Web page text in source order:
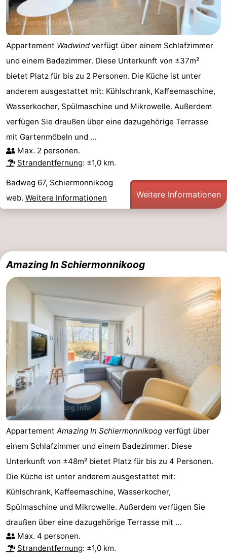
Appartement Wadwindverfügt über einem Schlafzimmer
und einem Badezimmer. Diese Unterkunft von ±37m²
bietet Platz für bis zu 2 Personen. Die Küche ist unter
anderem ausgestattet mit: Kühlschrank, Kaffeemaschine,
Wasserkocher, Spülmaschine und Mikrowelle. Außerdem
verfügen Sie draußen über eine dazugehörige Terrasse
mit Gartenmöbeln und ...
Max. 2 personen.
Strandentfernung: ±1,0 km.
Badweg 67, Schiermonnikoog
web. Weitere Informationen Weitere Informationen
Amazing In Schiermonnikoog
Appartement Amazing In Schiermonnikoog verfügt über
einem Schlafzimmer und einem Badezimmer. Diese
Unterkunft von ±48m² bietet Platz für bis zu 4 Personen.
Die Küche ist unter anderem ausgestattet mit:
Kühlschrank, Kaffeemaschine, Wasserkocher,
Spülmaschine und Mikrowelle. Außerdem verfügen Sie
draußen über eine dazugehörige Terrasse mit ...
Max. 4 personen.
Strandentfernung: ±1,0 km.